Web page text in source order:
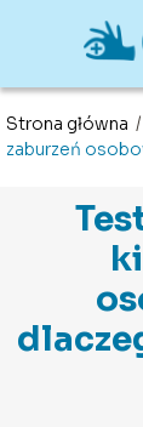
Strona główna /
zaburzeń